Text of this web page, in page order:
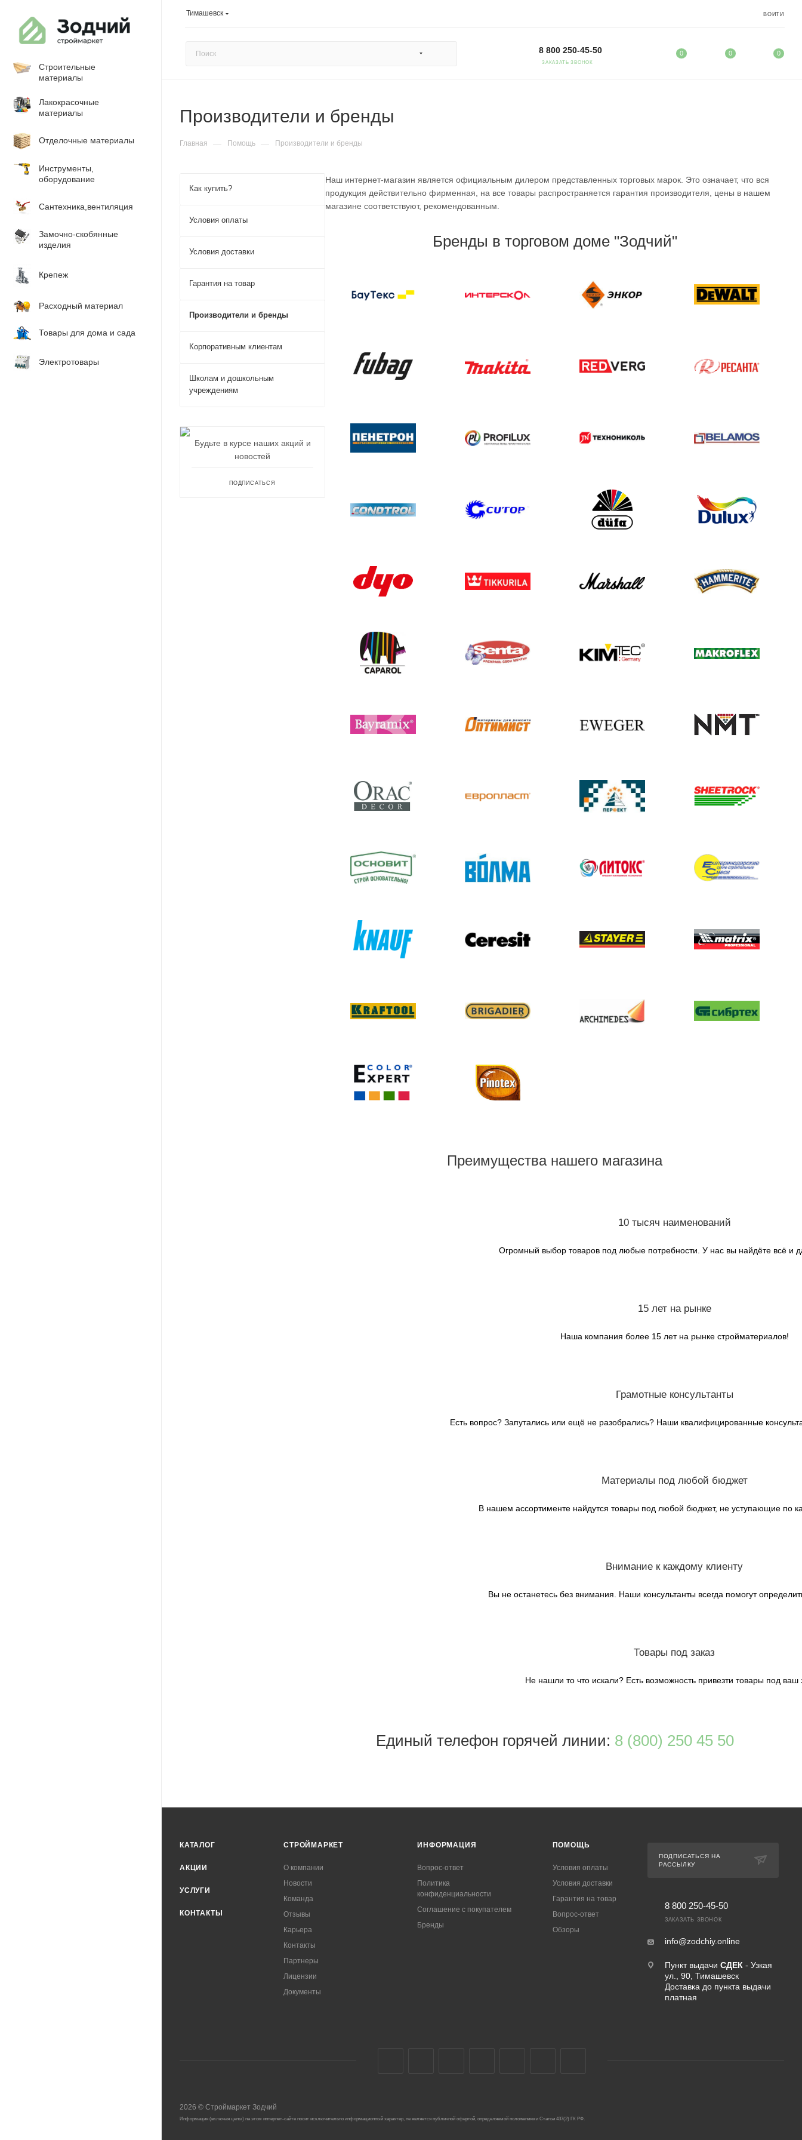
Тимашевск ВОЙТИ
8 800 250-45-50
ЗАКАЗАТЬ ЗВОНОК
0 0 0
Строительные
материалы
Лакокрасочные
материалы
Отделочные материалы
Инструменты,
оборудование
Сантехника,вентиляция
Замочно-скобянные
изделия
Крепеж
Расходный материал
Товары для дома и сада
Электротовары
Производители и бренды
Главная — Помощь — Производители и бренды
Наш интернет-магазин является официальным дилером представленных торговых марок. Это означает, что вся
продукция действительно фирменная, на все товары распространяется гарантия производителя, цены в нашем
магазине соответствуют, рекомендованным.
Бренды в торговом доме "Зодчий"
Преимущества нашего магазина
10 тысяч наименований
Огромный выбор товаров под любые потребности. У нас вы найдёте всё и
15 лет на рынке
Наша компания более 15 лет на рынке стройматериалов!
Грамотные консультанты
Есть вопрос? Запутались или ещё не разобрались? Наши квалифицированные
Материалы под любой бюджет
В нашем ассортименте найдутся товары под любой бюджет, не уступающие по
Внимание к каждому клиенту
Вы не останетесь без внимания. Наши консультанты всегда помогут
Товары под заказ
Не нашли то что искали? Есть возможность привезти товары под ваш
Единый телефон горячей линии: 8 (800) 250 45 50
Как купить?
Условия оплаты
Условия доставки
Гарантия на товар
Производители и бренды
Корпоративным клиентам
Школам и дошкольным
учреждениям
Будьте в курсе наших акций и
новостей
ПОДПИСАТЬСЯ
КАТАЛОГ
АКЦИИ
УСЛУГИ
КОНТАКТЫ
СТРОЙМАРКЕТ
О компании
Новости
Команда
Отзывы
Карьера
Контакты
Партнеры
Лицензии
Документы
ИНФОРМАЦИЯ
Вопрос-ответ
Политика
конфиденциальности
Соглашение с покупателем
Бренды
ПОМОЩЬ
Условия оплаты
Условия доставки
Гарантия на товар
Вопрос-ответ
Обзоры
ПОДПИСАТЬСЯ НА
РАССЫЛКУ
8 800 250-45-50
ЗАКАЗАТЬ ЗВОНОК
info@zodchiy.online
Пункт выдачи СДЕК - Узкая
ул., 90, Тимашевск
Доставка до пункта выдачи
платная
2026 © Строймаркет Зодчий
Информация (включая цены) на этом интернет-сайте носит исключительно информационный характер, не является публичной офертой, определяемой положениями Статьи 437(2) ГК РФ.